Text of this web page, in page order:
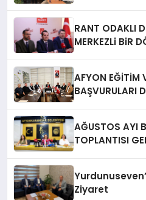
RANT ODAKLI
MERKEZLi BiR
AFYON EĞİTİM
BAŞVURULARI
AĞUSTOS AYI
TOPLANTISI
Ziyaret